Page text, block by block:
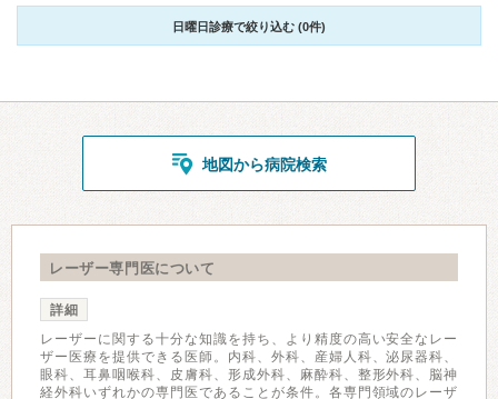
日曜日診療で絞り込む (0件)
地図から病院検索
レーザー専門医について
詳細
レーザーに関する十分な知識を持ち、より精度の高い安全なレー
ザー医療を提供できる医師。内科、外科、産婦人科、泌尿器科、
眼科、耳鼻咽喉科、皮膚科、形成外科、麻酔科、整形外科、脳神
経外科いずれかの専門医であることが条件。各専門領域のレーザ